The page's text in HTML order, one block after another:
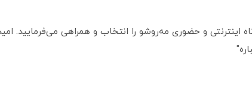
و حضوری مه‌روشو را انتخاب و همراهی می‌فرمایید.